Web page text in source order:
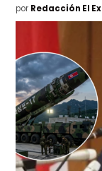
por Redacción El